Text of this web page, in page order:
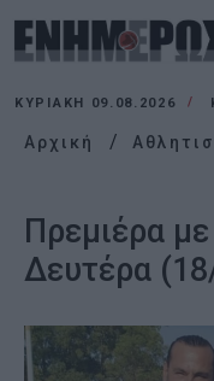
ΚΥΡΙΑΚΉ 09.08.2026
Αρχική
Πρεμιέρα
Δευτέρα